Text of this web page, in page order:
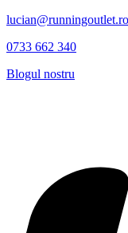
lucian@runningoutlet.ro
0733 662 340
Blogul nostru